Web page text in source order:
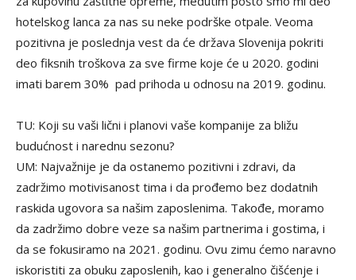
hotelskog lanca za nas su neke podrške otpale. Veoma
pozitivna je poslednja vest da će država Slovenija pokriti
deo fiksnih troškova za sve firme koje će u 2020. godini
imati barem 30% pad prihoda u odnosu na 2019. godinu.
TU: Koji su vaši lični i planovi vaše kompanije za bližu
budućnost i narednu sezonu?
UM: Najvažnije je da ostanemo pozitivni i zdravi, da
zadržimo motivisanost tima i da prođemo bez dodatnih
raskida ugovora sa našim zaposlenima. Takođe, moramo
da zadržimo dobre veze sa našim partnerima i gostima, i
da se fokusiramo na 2021. godinu. Ovu zimu ćemo naravno
iskoristiti za obuku zaposlenih, kao i generalno čišćenje i